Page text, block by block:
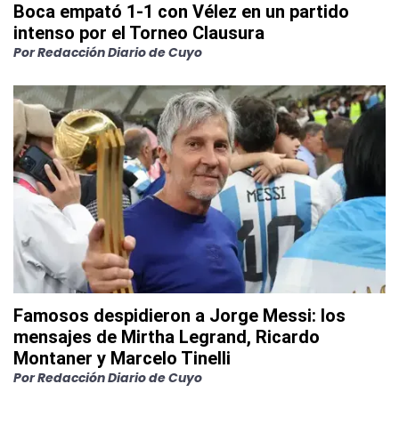
Boca empató 1-1 con Vélez en un partido
intenso por el Torneo Clausura
PorRedacción Diario de Cuyo
Famosos despidieron a Jorge Messi: los
mensajes de Mirtha Legrand, Ricardo
Montaner y Marcelo Tinelli
PorRedacción Diario de Cuyo